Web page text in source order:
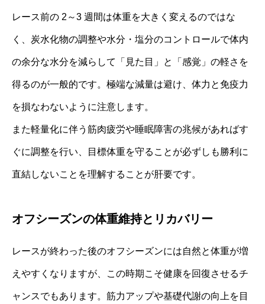
レース前の 2～3 週間は体重を大きく変えるのではな
く、炭水化物の調整や水分・塩分のコントロールで体内
の余分な水分を減らして「見た目」と「感覚」の軽さを
得るのが一般的です。極端な減量は避け、体力と免疫力
を損なわないように注意します。
また軽量化に伴う筋肉疲労や睡眠障害の兆候があればす
ぐに調整を行い、目標体重を守ることが必ずしも勝利に
直結しないことを理解することが肝要です。
オフシーズンの体重維持とリカバリー
レースが終わった後のオフシーズンには自然と体重が増
えやすくなりますが、この時期こそ健康を回復させるチ
ャンスでもあります。筋力アップや基礎代謝の向上を目